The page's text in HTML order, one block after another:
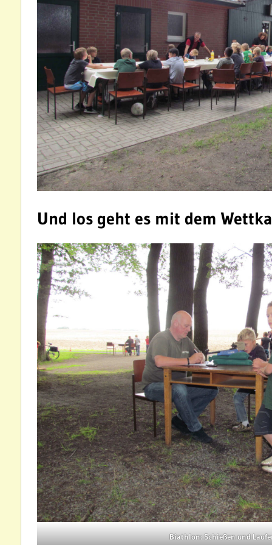
Und los geht es mit dem
Biathlon: Schießen und